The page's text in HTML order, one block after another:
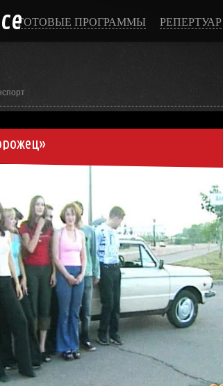
ГОТОВЫЕ ПРОГРАММЫ РЕПЕРТУАР